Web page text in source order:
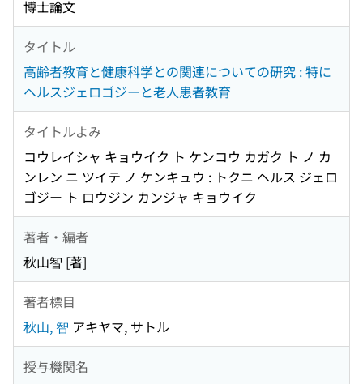
博士論文
タイトル
高齢者教育と健康科学との関連についての研究 : 特に
ヘルスジェロゴジーと老人患者教育
タイトルよみ
コウレイシャ キョウイク ト ケンコウ カガク ト ノ カ
ンレン ニ ツイテ ノ ケンキュウ : トクニ ヘルス ジェロ
ゴジー ト ロウジン カンジャ キョウイク
著者・編者
秋山智 [著]
著者標目
秋山, 智 アキヤマ, サトル
授与機関名